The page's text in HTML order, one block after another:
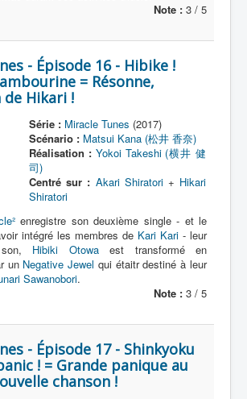
Note : 3 / 5
- Épisode 16 - Hibike !
= Résonne,
Hikari !
Série : Miracle Tunes (2017)
Scénario : Matsui Kana (松井 香奈)
Réalisation : Yokoi Takeshi (横井 健
司)
Centré sur : Akari Shiratori+ Hikari
Shiratori
enregistre son deuxième single - et le
intégré les membres de Kari Kari - leur
Hibiki Otowaest transformé en
un Negative Jewel qui étaitr destiné à leur
Sawanobori.
Note : 3 / 5
- Épisode 17 - Shinkyoku
! = Grande panique au
chanson !